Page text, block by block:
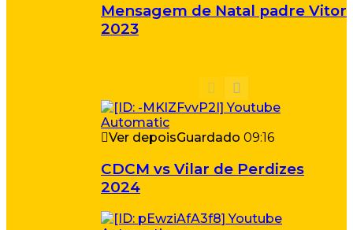
Mensagem de Natal padre Vitor
2023
Ver depoisGuardado 09:16
CDCM vs Vilar de Perdizes
2024